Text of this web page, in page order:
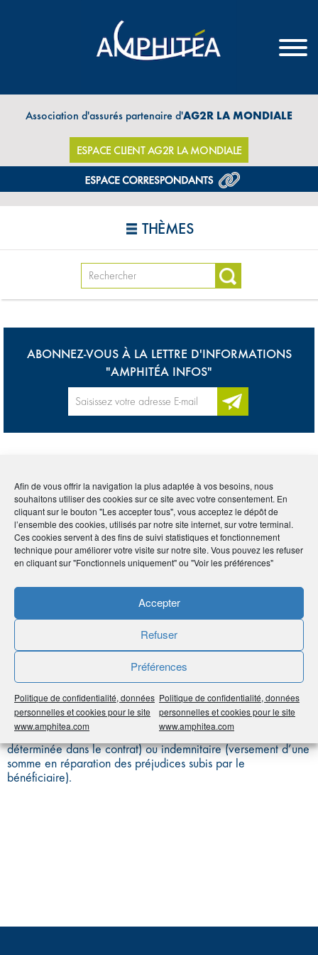
Afin de vous offrir la navigation la plus adaptée à vos besoins, nous
souhaitons utiliser des cookies sur ce site avec votre consentement. En
cliquant sur le bouton "Les accepter tous", vous acceptez le dépôt de
l’ensemble des cookies, utilisés par notre site internet, sur votre terminal.
Ces cookies servent à des fins de suivi statistiques et fonctionnement
technique pour améliorer votre visite sur notre site. Vous pouvez les refuser
en cliquant sur "Fonctionnels uniquement" ou "Voir les préférences"
Accepter
Refuser
Préférences
Politique de confidentialité, données
personnelles et cookies pour le site
www.amphitea.com
Politique de confidentialité, données
personnelles et cookies pour le site
www.amphitea.com
Association d'assurés partenaire d'AG2R LA MONDIALE
ESPACE CLIENT AG2R LA MONDIALE
THÈMES
ABONNEZ-VOUS À LA LETTRE D'INFORMATIONS
"AMPHITÉA INFOS"
Tous 0-9 A B C D E F G H
J
K L M N O P Q R S T
U
V
W X Y Z
GARANTIE
C’est l’engagement pris par l’assureur de fournir une
prestation prévue à l’avance en cas de survenance d’un
risque mentionné dans le contrat.
Cette garantie peut être forfaitaire (versement d’une somme
déterminée dans le contrat) ou indemnitaire (versement d’une
somme en réparation des préjudices subis par le
bénéficiaire).